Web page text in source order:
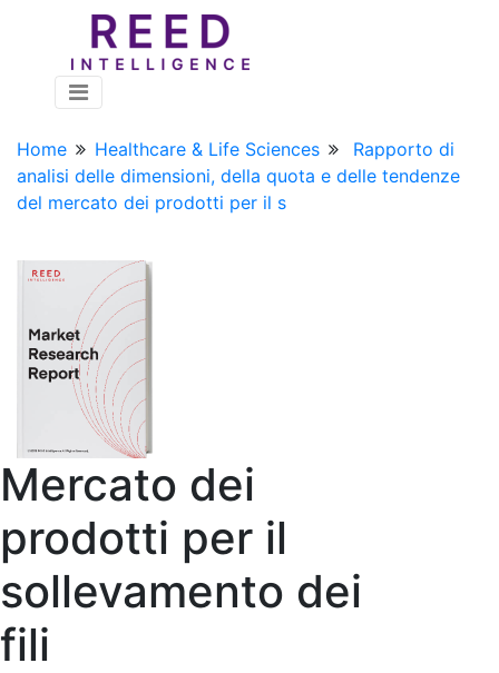
Home Healthcare & Life Sciences
Rapporto di
analisi delle dimensioni, della quota e delle tendenze
del mercato dei prodotti per il s
Mercato dei
prodotti per il
sollevamento dei
fili